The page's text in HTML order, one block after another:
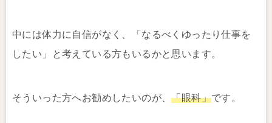
中には体力に自信がなく、「なるべくゆったり仕事を
したい」と考えている方もいるかと思います。
そういった方へお勧めしたいのが、「眼科」です。